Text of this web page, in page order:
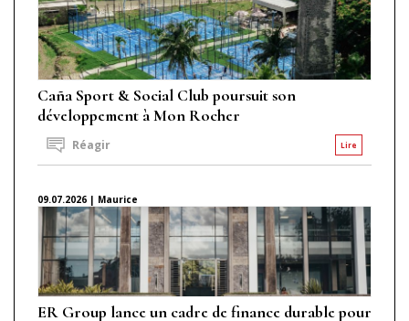
Caña Sport & Social Club poursuit son
développement à Mon Rocher
Lire
Réagir
09.07.2026 | Maurice
ER Group lance un cadre de finance durable pour